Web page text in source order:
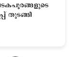
തുടങ്ങി